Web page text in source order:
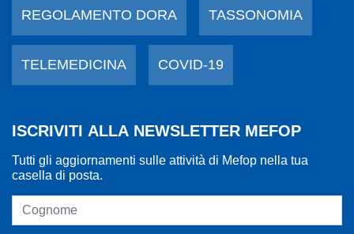
REGOLAMENTO DORA TASSONOMIA
TELEMEDICINA COVID-19
ISCRIVITI ALLA NEWSLETTER MEFOP
Tutti gli aggiornamenti sulle attività di Mefop nella tua
casella di posta.